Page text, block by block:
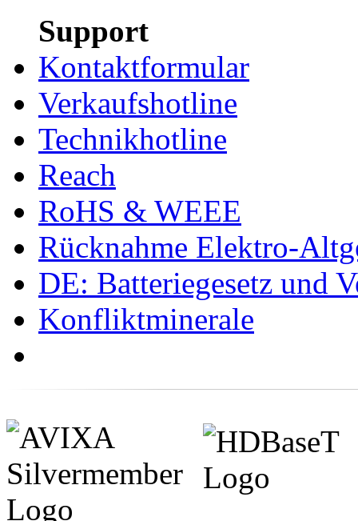
Support
Kontaktformular
Verkaufshotline
Technikhotline
Reach
RoHS & WEEE
Rücknahme Elektro-
DE: Batteriegesetz und
Konfliktminerale